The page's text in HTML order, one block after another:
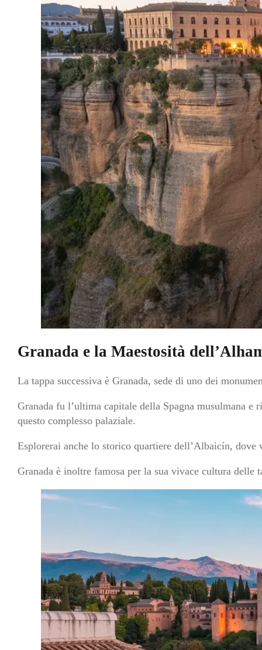
Granada e la Maestosità
La tappa successiva è Granada, sede di uno dei
Granada fu l’ultima capitale della Spagna musulmana
questo complesso palaziale.
Esplorerai anche lo storico quartiere dell’Albaicín,
Granada è inoltre famosa per la sua vivace cultura